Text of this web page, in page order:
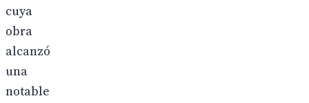
cuya
obra
alcanzó
una
notable